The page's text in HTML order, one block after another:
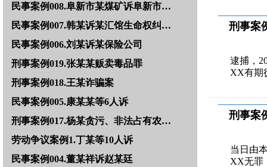
民事案例008.阜新市某煤矿诉阜新市…
民事案例007.韩某诉某汇馆生命权纠…
民事案例006.刘某诉某保险公司
刑事案例019.张某某贩卖毒品罪
刑事案例018.王某诈骗案
民事案例005.康某某等6人诉
刑事案例017.杨某贪污、非法占有农…
劳动争议案例1.丁某等10人诉
民事案例004.董某祥诉赵某廷
刑事案
逮捕，
XX有期
刑事案
当日由
XX无罪